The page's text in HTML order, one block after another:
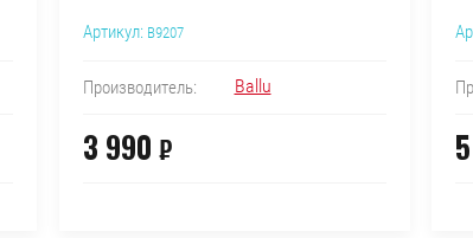
Артикул:B9207
Производитель: Ballu
3 990 ₽